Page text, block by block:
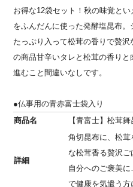
お得な12袋セット！秋の味覚と
をふんだんに使った発酵塩昆布
たっぷり入って松茸の香りで贅
の商品甘辛いタレと松茸の香り
進むこと間違いなしです。
●仏事用の青赤富士袋入り
商品名
【青富士】松茸舞
詳細
角切昆布に、松茸
な松茸香る贅沢ご
自分へのご褒美
で健康を気遣う方